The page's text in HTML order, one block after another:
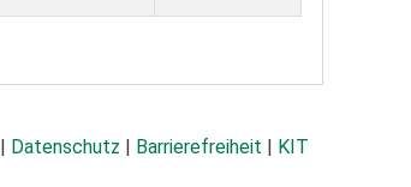
Datenschutz Barrierefreiheit KIT